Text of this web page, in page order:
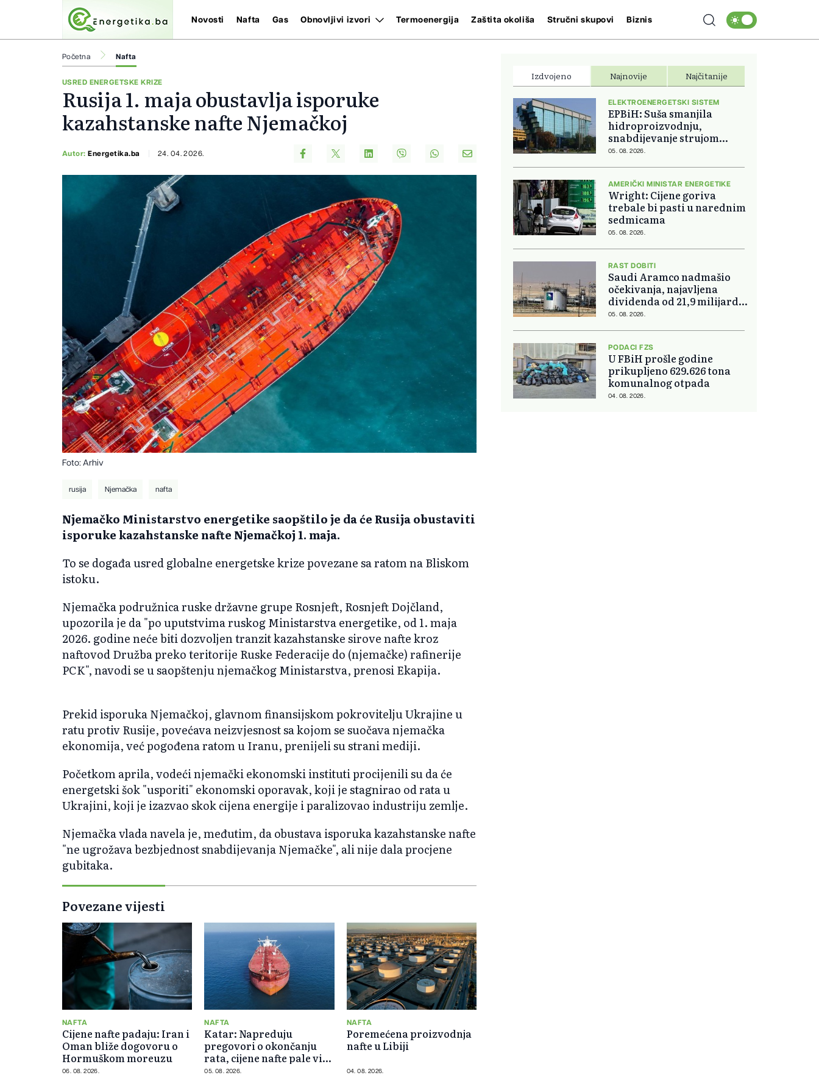
Novosti Nafta Gas Obnovljivi izvori Termoenergija Zaštita okoliša Stručni skupovi Biznis
Početna Nafta
USRED ENERGETSKE KRIZE
Rusija 1. maja obustavlja isporuke
kazahstanske nafte Njemačkoj
Autor:Energetika.ba 24. 04. 2026.
Foto: Arhiv
rusija Njemačka nafta
Njemačko Ministarstvo energetike saopštilo je da će Rusija obustaviti
isporuke kazahstanske nafte Njemačkoj 1. maja.
To se događa usred globalne energetske krize povezane sa ratom na Bliskom
istoku.
Njemačka podružnica ruske državne grupe Rosnjeft, Rosnjeft Dojčland,
upozorila je da "po uputstvima ruskog Ministarstva energetike, od 1. maja
2026. godine neće biti dozvoljen tranzit kazahstanske sirove nafte kroz
naftovod Družba preko teritorije Ruske Federacije do (njemačke) rafinerije
PCK", navodi se u saopštenju njemačkog Ministarstva, prenosi Ekapija.
Prekid isporuka Njemačkoj, glavnom finansijskom pokrovitelju Ukrajine u
ratu protiv Rusije, povećava neizvjesnost sa kojom se suočava njemačka
ekonomija, već pogođena ratom u Iranu, prenijeli su strani mediji.
Početkom aprila, vodeći njemački ekonomski instituti procijenili su da će
energetski šok "usporiti" ekonomski oporavak, koji je stagnirao od rata u
Ukrajini, koji je izazvao skok cijena energije i paralizovao industriju zemlje.
Njemačka vlada navela je, međutim, da obustava isporuka kazahstanske nafte
"ne ugrožava bezbjednost snabdijevanja Njemačke", ali nije dala procjene
gubitaka.
Povezane vijesti
NAFTA
Cijene nafte padaju: Iran i
Oman bliže dogovoru o
Hormuškom moreuzu
06. 08. 2026.
NAFTA
Katar: Napreduju
pregovori o okončanju
rata, cijene nafte pale više
od 5 posto
05. 08. 2026.
NAFTA
Poremećena proizvodnja
nafte u Libiji
04. 08. 2026.
Izdvojeno Najnovije Najčitanije
ELEKTROENERGETSKI SISTEM
EPBiH: Suša smanjila
hidroproizvodnju,
snabdijevanje strujom
ostaje stabilno
05. 08. 2026.
AMERIČKI MINISTAR ENERGETIKE
Wright: Cijene goriva
trebale bi pasti u narednim
sedmicama
05. 08. 2026.
RAST DOBITI
Saudi Aramco nadmašio
očekivanja, najavljena
dividenda od 21,9 milijardi
dolara
05. 08. 2026.
PODACI FZS
U FBiH prošle godine
prikupljeno 629.626 tona
komunalnog otpada
04. 08. 2026.